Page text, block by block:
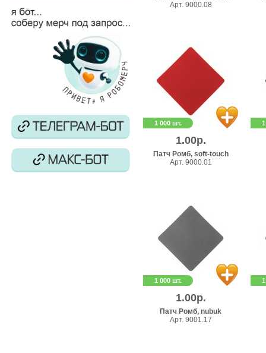
Арт. 9000.08
1 000 шт.
1.00р.
Патч Ромб, soft-touch
Арт. 9000.01
1 000 шт.
1.00р.
Патч Ромб, nubuk
Арт. 9001.17